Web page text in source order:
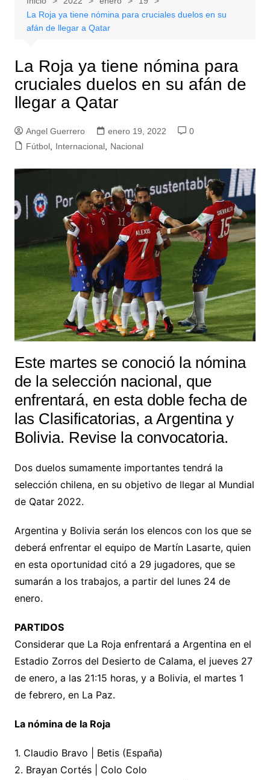
La Roja ya tiene nómina para cruciales duelos en su
afán de llegar a Qatar
La Roja ya tiene nómina para
cruciales duelos en su afán de
llegar a Qatar
Angel Guerrero enero 19, 2022
0
Fútbol, Internacional, Nacional
Este martes se conoció la nómina
de la selección nacional, que
enfrentará, en esta doble fecha de
las Clasificatorias, a Argentina y
Bolivia. Revise la convocatoria.
Dos duelos sumamente importantes tendrá la
selección chilena, en su objetivo de llegar al Mundial
de Qatar 2022.
Argentina y Bolivia serán los elencos con los que se
deberá enfrentar el equipo de Martín Lasarte, quien
en esta oportunidad citó a 29 jugadores, que se
sumarán a los trabajos, a partir del lunes 24 de
enero.
PARTIDOS
Considerar que La Roja enfrentará a Argentina en el
Estadio Zorros del Desierto de Calama, el jueves 27
de enero, a las 21:15 horas, y a Bolivia, el martes 1
de febrero, en La Paz.
La nómina de la Roja
1. Claudio Bravo | Betis (España)
2. Brayan Cortés | Colo Colo